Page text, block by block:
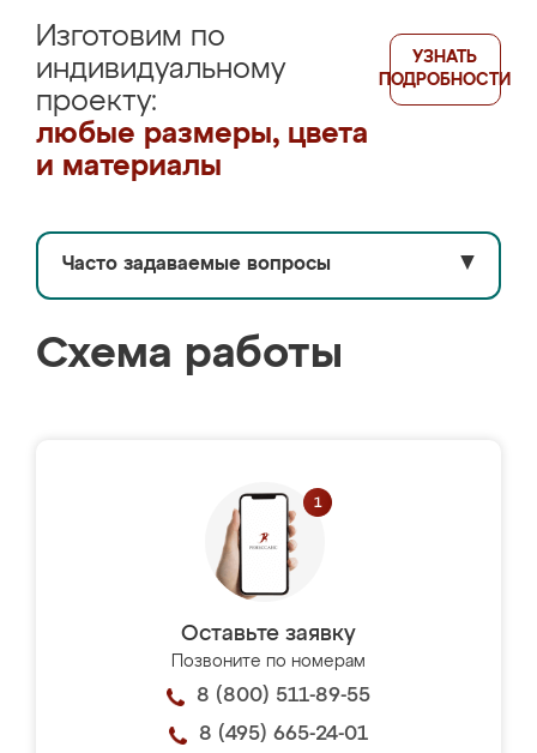
Изготовим по
индивидуальному
проекту:
любые размеры, цвета
и материалы
УЗНАТЬ
ПОДРОБНОСТИ
Часто задаваемые вопросы ▼
Схема работы
Оставьте заявку
Позвоните по номерам
8 (800) 511-89-55
8 (495) 665-24-01